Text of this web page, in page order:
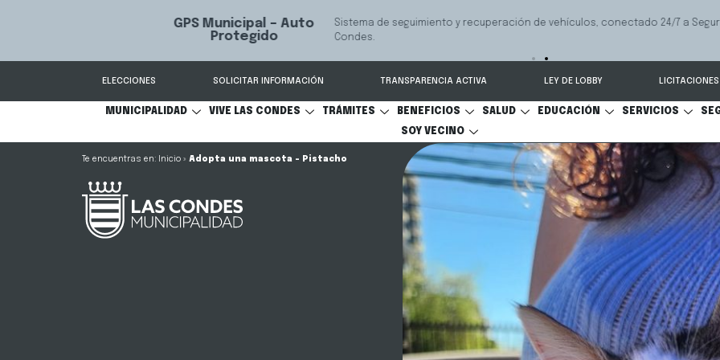
GPS Municipal – Auto
Protegido
Sistema de seguimiento y recuperación de vehículos, conectado 24/7 a Seguridad
Condes.
ELECCIONES SOLICITAR INFORMACIÓN TRANSPARENCIA ACTIVA LEY DE LOBBY LICITACIONES
MUNICIPALIDAD VIVE LAS CONDES TRÁMITES BENEFICIOS SALUD EDUCACIÓN SERVICIOS
SOY VECINO
Inicio » Adopta una mascota – Pistacho